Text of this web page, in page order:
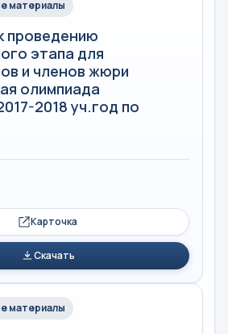
материалы
проведению
этапа для
и членов жюри
олимпиада
2018 уч.год по
Карточка
Скачать
материалы